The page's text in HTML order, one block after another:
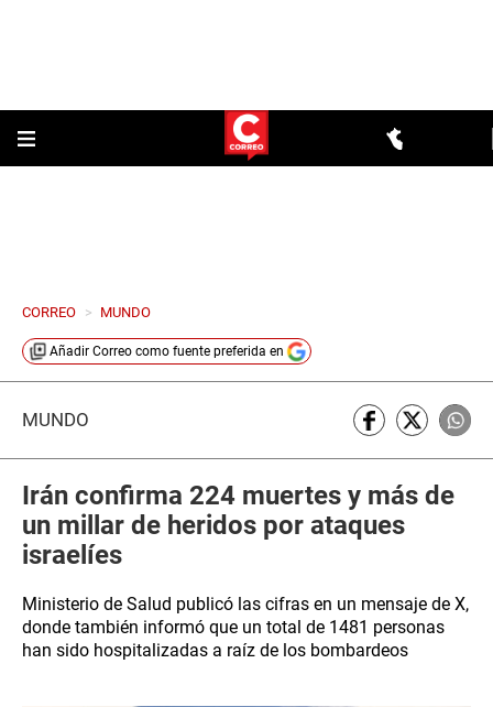
CORREO > MUNDO
Añadir Correo como fuente preferida en
MUNDO
Irán confirma 224 muertes y más de
un millar de heridos por ataques
israelíes
Ministerio de Salud publicó las cifras en un mensaje de X,
donde también informó que un total de 1481 personas
han sido hospitalizadas a raíz de los bombardeos